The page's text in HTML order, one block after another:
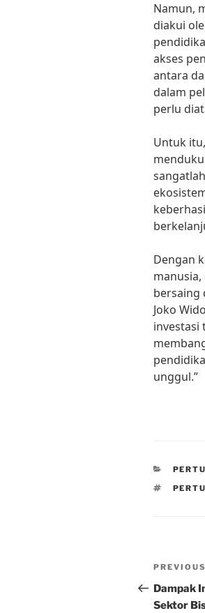
Namun,
diakui
akses
antara
dalam
perlu
Untuk
Dengan
bersaing
Joko
investasi
unggul.”
TAGS
Post
Previous
Post
PREVIOUS
Dampak
Sektor